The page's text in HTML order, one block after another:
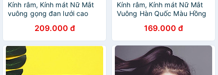
Kính râm, Kính mát Nữ Mắt
vuông gọng đan lưới cao
209.000 đ
Kính râm, Kính mát Nữ Mắt
Vuông Hàn Quốc Màu Hồng
169.000 đ